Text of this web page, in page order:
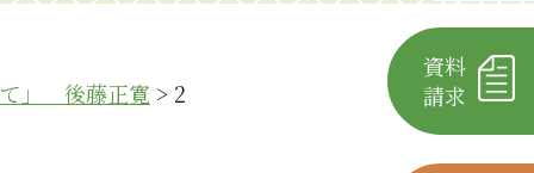
て」 後藤正寛 > 2
資料
請求